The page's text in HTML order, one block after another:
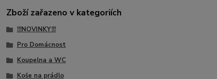
Zboží zařazeno v kategoriích
!!!NOVINKY!!!
Pro Domácnost
Koupelna a WC
Koše na prádlo